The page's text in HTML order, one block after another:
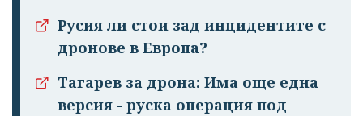
Русия ли стои зад инцидентите с
дронове в Европа?
Тагарев за дрона: Има още една
версия - руска операция под